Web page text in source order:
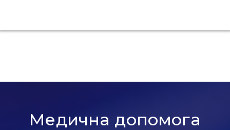
Медична допомога